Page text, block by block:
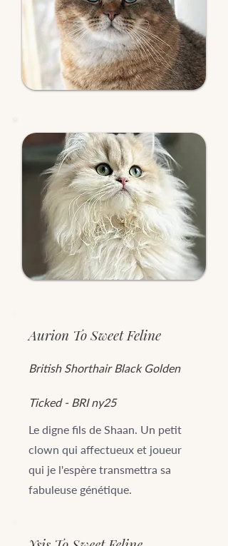
Aurion To Sweet Feline
British Shorthair Black Golden
Ticked - BRI ny25
Le digne fils de Shaan. Un petit
clown qui affectueux et joueur
qui je l'espère transmettra sa
fabuleuse génétique.